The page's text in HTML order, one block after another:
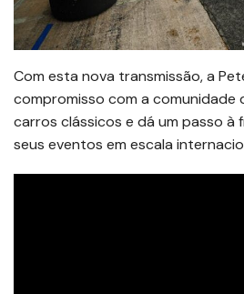
Com esta nova transmissão, a
compromisso com a comunidade
carros clássicos e dá um passo à
seus eventos em escala